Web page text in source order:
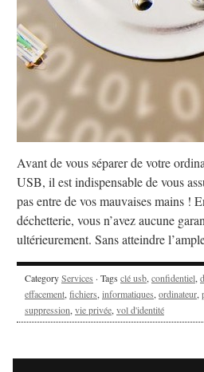
Avant de vous séparer de votre
USB, il est indispensable de vous
pas entre de vos mauvaises mains !
déchetterie, vous n’avez aucune
ultérieurement. Sans atteindre
CategoryServices · Tags clé usb, confidentiel,
effacement, fichiers, informatiques, ordinateur,
suppression, vie privée, vol d'identité